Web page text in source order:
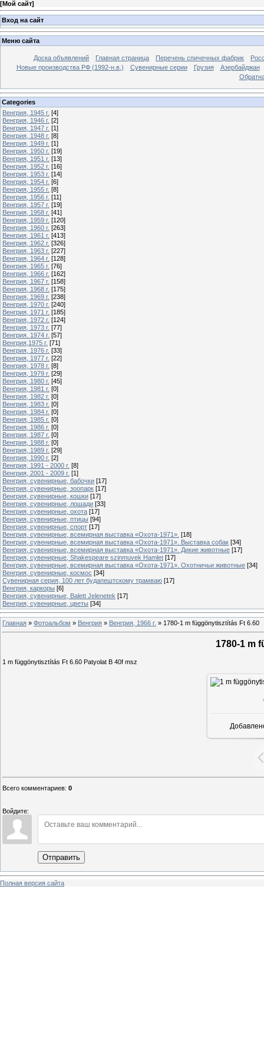
[Мой сайт]
Вход на сайт
Меню сайта
Доска объявлений Главная страница Перечень спичечных фабрик
Новые производства РФ (1992-н.в.)
Сувенирные серии Грузия
Азербайджан
Categories
Венгрия, 1945 г. [4]
Венгрия, 1946 г. [2]
Венгрия, 1947 г. [1]
Венгрия, 1948 г. [8]
Венгрия, 1949 г. [1]
Венгрия, 1950 г. [19]
Венгрия, 1951 г. [13]
Венгрия, 1952 г. [16]
Венгрия, 1953 г. [14]
Венгрия, 1954 г. [6]
Венгрия, 1955 г. [8]
Венгрия, 1956 г. [11]
Венгрия, 1957 г. [19]
Венгрия, 1958 г. [41]
Венгрия, 1959 г. [120]
Венгрия, 1960 г. [263]
Венгрия, 1961 г. [413]
Венгрия, 1962 г. [326]
Венгрия, 1963 г. [227]
Венгрия, 1964 г. [128]
Венгрия, 1965 г. [76]
Венгрия, 1966 г. [162]
Венгрия, 1967 г. [158]
Венгрия, 1968 г. [175]
Венгрия, 1969 г. [238]
Венгрия, 1970 г. [240]
Венгрия, 1971 г. [185]
Венгрия, 1972 г. [124]
Венгрия, 1973 г. [77]
Венгрия. 1974 г. [57]
Венгрия,1975 г. [71]
Венгрия, 1976 г. [33]
Венгрия, 1977 г. [22]
Венгрия, 1978 г. [8]
Венгрия, 1979 г. [29]
Венгрия, 1980 г. [45]
Венгрия, 1981 г. [0]
Венгрия, 1982 г. [0]
Венгрия, 1983 г. [0]
Венгрия, 1984 г. [0]
Венгрия, 1985 г. [0]
Венгрия, 1986 г. [0]
Венгрия, 1987 г. [0]
Венгрия, 1988 г. [0]
Венгрия, 1989 г. [29]
Венгрия, 1990 г. [2]
Венгрия, 1991 - 2000 г. [8]
Венгрия, 2001 - 2009 г. [1]
Венгрия, сувенирные, бабочки [17]
Венгрия, сувенирные, зоопарк [17]
Венгрия, сувенирные, кошки [17]
Венгрия, сувенирные, лошади [33]
Венгрия, сувенирные, охота [17]
Венгрия, сувенирные, птицы [94]
Венгрия, сувенирные, спорт [17]
Венгрия, сувенирные, всемирная выставка «Охота-1971». [18]
Венгрия, сувенирные, всемирная выставка «Охота-1971». Выставка собак [34]
Венгрия, сувенирные, всемирная выставка «Охота-1971». Дикие животные [17]
Венгрия, сувенирные, Shakespeare szinmuvek Hamlet [17]
Венгрия, сувенирные, всемирная выставка «Охота-1971». Охотничьи животные [34]
Венгрия, сувенирные, космос [34]
Сувенирная серия, 100 лет будапештскому трамваю [17]
Венгрия, каркоры [6]
Венгрия, сувенирные, Balett Jelenetek [17]
Венгрия, сувенирные, цветы [34]
Главная » Фотоальбом » Венгрия » Венгрия, 1966 г. » 1780-1 m függönytisztítás Ft 6.60
1780-1 m
1 m függönytisztítás Ft 6.60 Patyolat B 40f msz
Всего комментариев: 0
Войдите:
Отправить
Полная версия сайта